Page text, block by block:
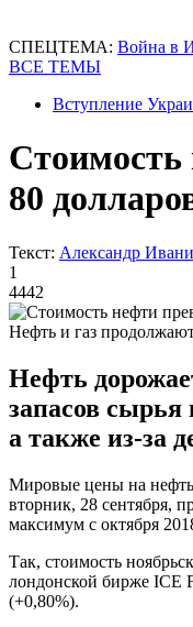
СПЕЦТЕМА: Война в
ВСЕ ТЕМЫ
Вступление
80
Текст: Александр
1
4442
Нефть и газ
Нефть
запасов
а также из-за
Мировые цены на нефть
вторник, 28 сентября,
максимум с октября
Так, стоимость
лондонской бирже ICE
(+0,80%).